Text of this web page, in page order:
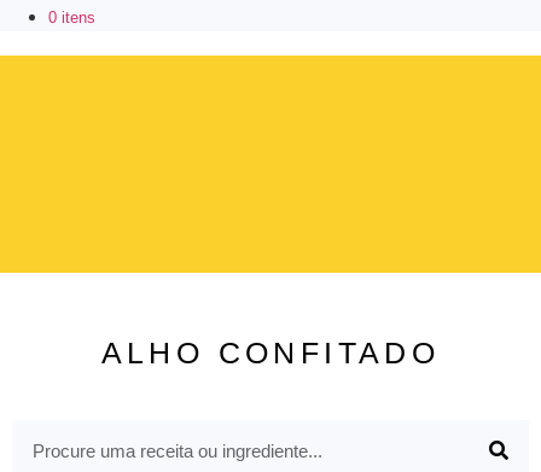
0 itens
ALHO CONFITADO